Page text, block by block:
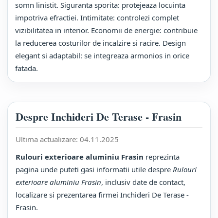
somn linistit. Siguranta sporita: protejeaza locuinta
impotriva efractiei. Intimitate: controlezi complet
vizibilitatea in interior. Economii de energie: contribuie
la reducerea costurilor de incalzire si racire. Design
elegant si adaptabil: se integreaza armonios in orice
fatada.
Despre Inchideri De Terase - Frasin
Ultima actualizare: 04.11.2025
Rulouri exterioare aluminiu Frasin reprezinta
pagina unde puteti gasi informatii utile despre Rulouri
exterioare aluminiu Frasin, inclusiv date de contact,
localizare si prezentarea firmei Inchideri De Terase -
Frasin.